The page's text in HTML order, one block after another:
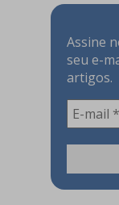
Assine
seu e-
artigos.